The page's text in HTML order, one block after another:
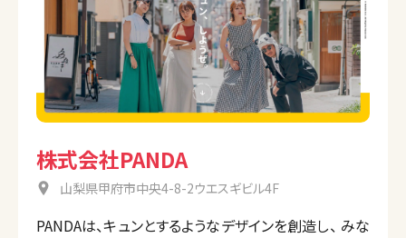
株式会社PANDA
山梨県甲府市中央4-8-2ウエスギビル4F
PANDAは、キュンとするようなデザインを創造し、 みな